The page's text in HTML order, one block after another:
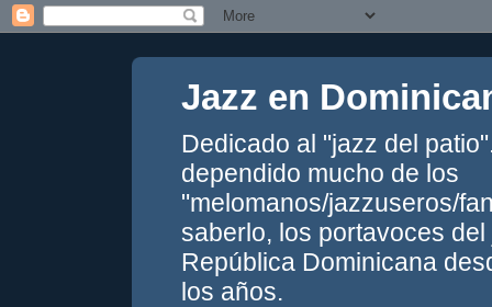
Jazz en
Dedicado al "jazz del
dependido mucho de los
"melomanos/jazzuseros/
saberlo, los portavoces
República Dominicana
los años.